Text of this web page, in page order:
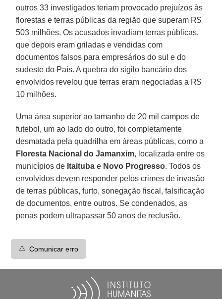
outros 33 investigados teriam provocado prejuízos às
florestas e terras públicas da região que superam R$
503 milhões. Os acusados invadiam terras públicas,
que depois eram griladas e vendidas com
documentos falsos para empresários do sul e do
sudeste do País. A quebra do sigilo bancário dos
envolvidos revelou que terras eram negociadas a R$
10 milhões.
Uma área superior ao tamanho de 20 mil campos de
futebol, um ao lado do outro, foi completamente
desmatada pela quadrilha em áreas públicas, como a
Floresta Nacional do Jamanxim, localizada entre os
municípios de Itaituba e Novo Progresso. Todos os
envolvidos devem responder pelos crimes de invasão
de terras públicas, furto, sonegação fiscal, falsificação
de documentos, entre outros. Se condenados, as
penas podem ultrapassar 50 anos de reclusão.
⚠️ Comunicar erro